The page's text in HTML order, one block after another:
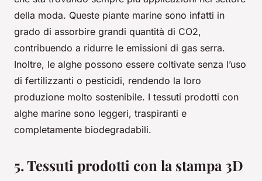
della moda. Queste piante marine sono infatti in
grado di assorbire grandi quantità di CO2,
contribuendo a ridurre le emissioni di gas serra.
Inoltre, le alghe possono essere coltivate senza l’uso
di fertilizzanti o pesticidi, rendendo la loro
produzione molto sostenibile. I tessuti prodotti con
alghe marine sono leggeri, traspiranti e
completamente biodegradabili.
5. Tessuti prodotti con la stampa 3D